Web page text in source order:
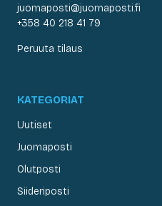
juomaposti@juomaposti.fi
+358 40 218 41 79
Peruuta tilaus
KATEGORIAT
Uutiset
Juomaposti
Olutposti
Siideriposti